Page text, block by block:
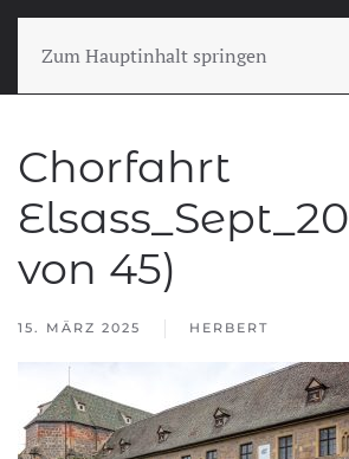
Zum Hauptinhalt springen
Chorfahrt
von 45)
15. MÄRZ 2025 HERBERT